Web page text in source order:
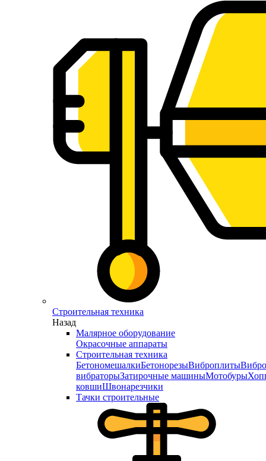
Строительная техника
Назад
Малярное оборудование
Окрасочные аппараты
Строительная техника
БетономешалкиБетонорезыВиброплиты
вибраторыЗатирочные машиныМотобуры
ковшиШвонарезчики
Тачки строительные